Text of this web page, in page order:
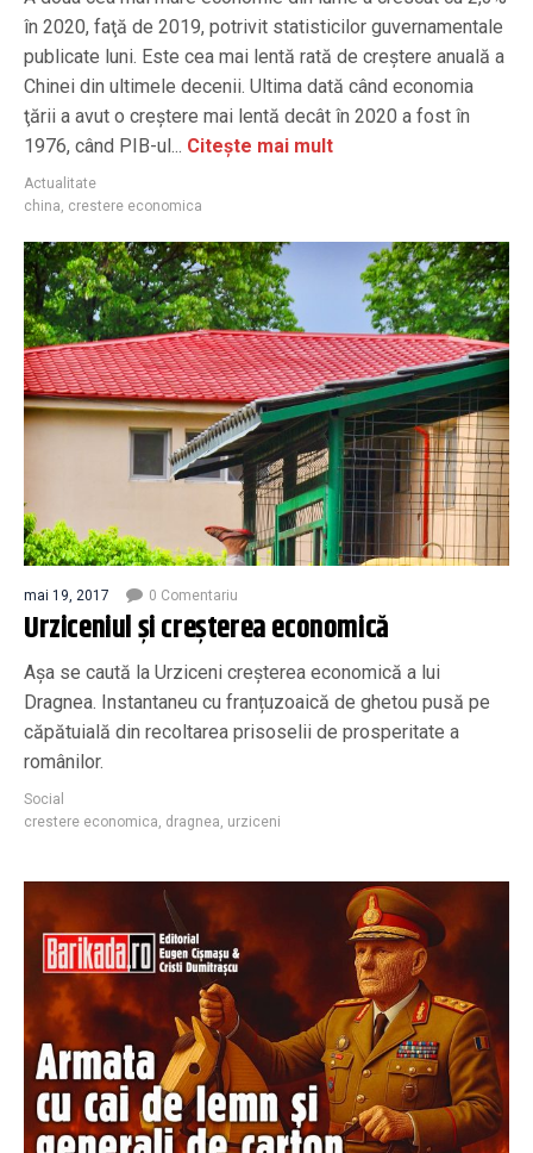
în 2020, faţă de 2019, potrivit statisticilor guvernamentale
publicate luni. Este cea mai lentă rată de creştere anuală a
Chinei din ultimele decenii. Ultima dată când economia
ţării a avut o creştere mai lentă decât în 2020 a fost în
1976, când PIB-ul... Citește mai mult
Actualitate
china, crestere economica
mai 19, 2017 0 Comentariu
Urziceniul și creșterea economică
Așa se caută la Urziceni creșterea economică a lui
Dragnea. Instantaneu cu franțuzoaică de ghetou pusă pe
căpătuială din recoltarea prisoselii de prosperitate a
românilor.
Social
crestere economica, dragnea, urziceni